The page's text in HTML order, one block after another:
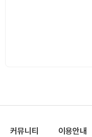
커뮤니티 이용안내